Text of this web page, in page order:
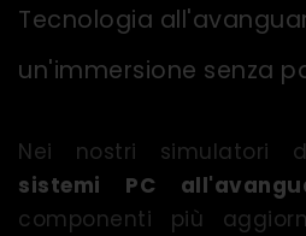
Tecnologia
un'immersione senza
Nei nostri simulatori
sistemi PC
componenti più